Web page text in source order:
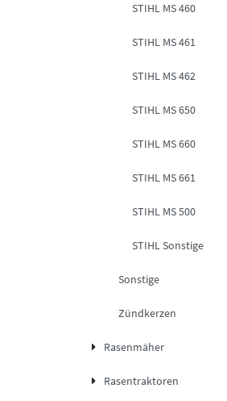
STIHL MS 460
STIHL MS 461
STIHL MS 462
STIHL MS 650
STIHL MS 660
STIHL MS 661
STIHL MS 500
STIHL Sonstige
Sonstige
Zündkerzen
Rasenmäher
Rasentraktoren